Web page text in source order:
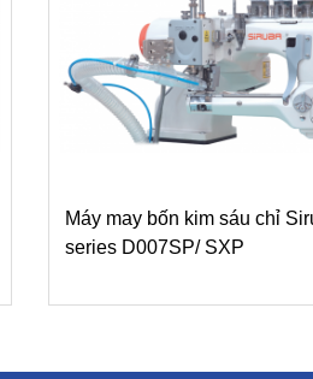
Máy may bốn kim sáu chỉ
series D007SP/ SXP